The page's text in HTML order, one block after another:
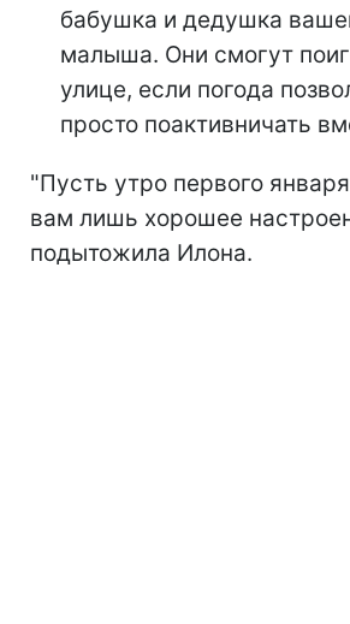
бабушка и дедушка
малыша. Они смогут
улице, если погода
просто поактивничать
"Пусть утро первого
вам лишь хорошее
подытожила Илона.